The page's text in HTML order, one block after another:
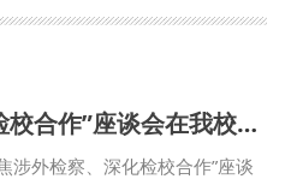
“聚焦涉外检察 深化检校合作”座谈会在我校召开
涉外检察、深化检校合作”座谈